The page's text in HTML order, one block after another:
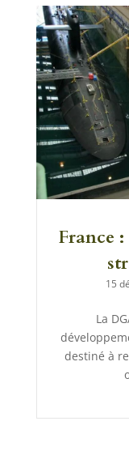
France
15
La
destiné à